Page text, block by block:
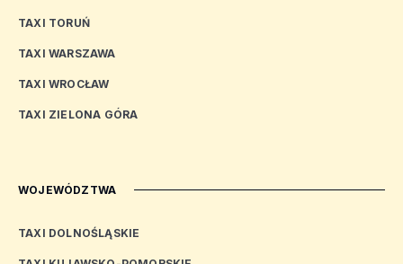
TAXI TORUŃ
TAXI WARSZAWA
TAXI WROCŁAW
TAXI ZIELONA GÓRA
WOJEWÓDZTWA
TAXI DOLNOŚLĄSKIE